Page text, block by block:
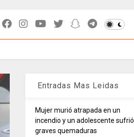
Entradas Mas Leidas
Mujer murió atrapada en un
incendio y un adolescente sufrió
graves quemaduras